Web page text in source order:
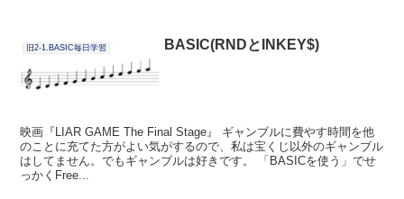
旧2-1.BASIC毎日学習 BASIC(RNDとINKEY$)
映画『LIAR GAME The Final Stage』 ギャンブルに費やす時間を他
のことに充てた方がよい気がするので、私は宝くじ以外のギャンブル
はしてません。でもギャンブルは好きです。 「BASICを使う」でせ
っかくFree...